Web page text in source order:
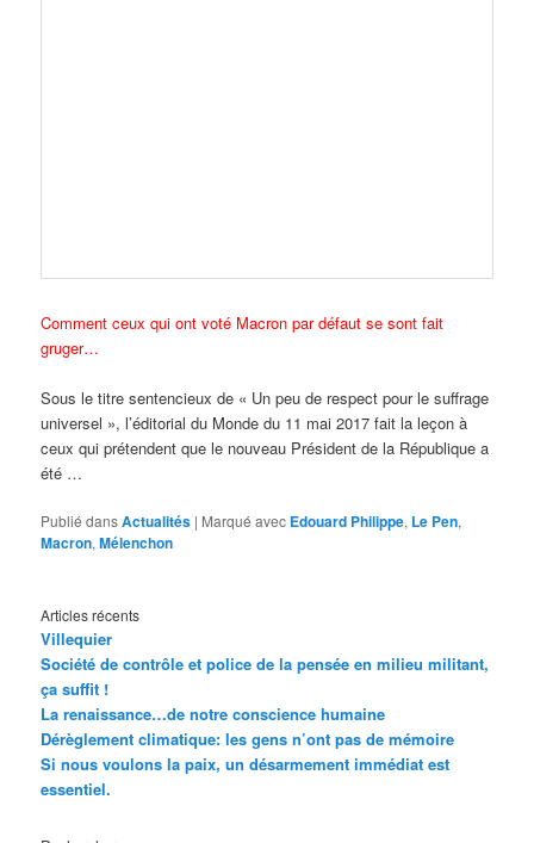
Comment ceux qui ont voté Macron par défaut se sont fait
gruger…
Sous le titre sentencieux de « Un peu de respect pour le suffrage
universel », l’éditorial du Monde du 11 mai 2017 fait la leçon à
ceux qui prétendent que le nouveau Président de la République a
été …
Publié dansActualités | Marqué avec Edouard Philippe, Le Pen,
Macron,Mélenchon
Articles récents
Villequier
Société de contrôle et police de la pensée en milieu militant,
ça suffit !
La renaissance…de notre conscience humaine
Dérèglement climatique: les gens n’ont pas de mémoire
Si nous voulons la paix, un désarmement immédiat est
essentiel.